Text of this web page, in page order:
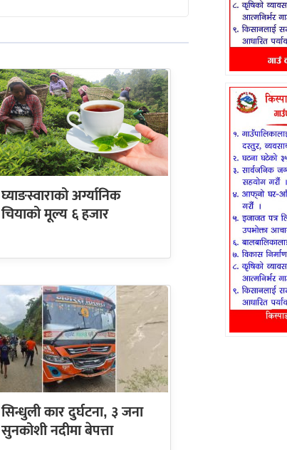
घ्याङस्वाराको अर्ग्यानिक
चियाको मूल्य ६ हजार
सिन्धुली कार दुर्घटना, ३ जना
सुनकोशी नदीमा बेपत्ता